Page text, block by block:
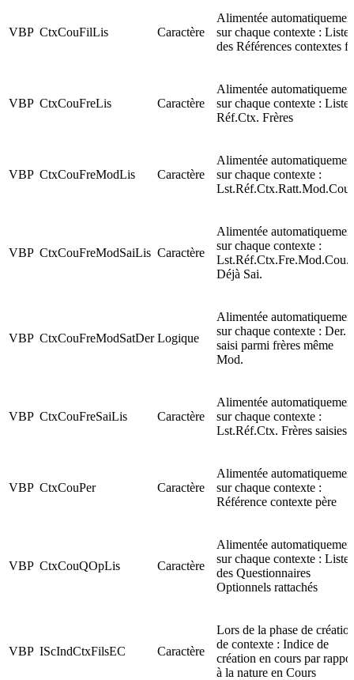
VBP CtxCouFilLis Caractère
Alimentée
sur chaque contexte : Liste
des Références contextes
VBP CtxCouFreLis Caractère
Alimentée
sur chaque contexte : Liste
Réf.Ctx. Frères
VBP CtxCouFreModLis Caractère
Alimentée
sur chaque contexte :
Lst.Réf.Ctx.Ratt.Mod.Cou.
VBP CtxCouFreModSaiLis Caractère
Alimentée
sur chaque contexte :
Lst.Réf.Ctx.Fre.Mod.Cou.
Déjà Sai.
VBP CtxCouFreModSatDer Logique
Alimentée
sur chaque contexte : Der.
saisi parmi frères même
Mod.
VBP CtxCouFreSaiLis Caractère
Alimentée
sur chaque contexte :
Lst.Réf.Ctx. Frères saisies
VBP CtxCouPer Caractère
Alimentée
sur chaque contexte :
Référence contexte père
VBP CtxCouQOpLis Caractère
Alimentée
sur chaque contexte : Liste
des Questionnaires
Optionnels rattachés
VBP IScIndCtxFilsEC Caractère
Lors de la phase de
de contexte : Indice de
création en cours par
à la nature en Cours